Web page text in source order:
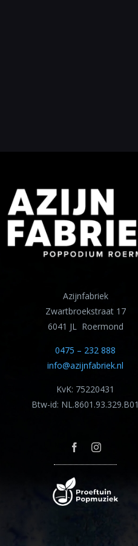
Azijnfabriek
Zwartbroekstraat 17
6041 JL Roermond
0475 – 232 888
info@azijnfabriek.nl
KvK: 75220431
Btw-id: NL.8601.93.329.B01